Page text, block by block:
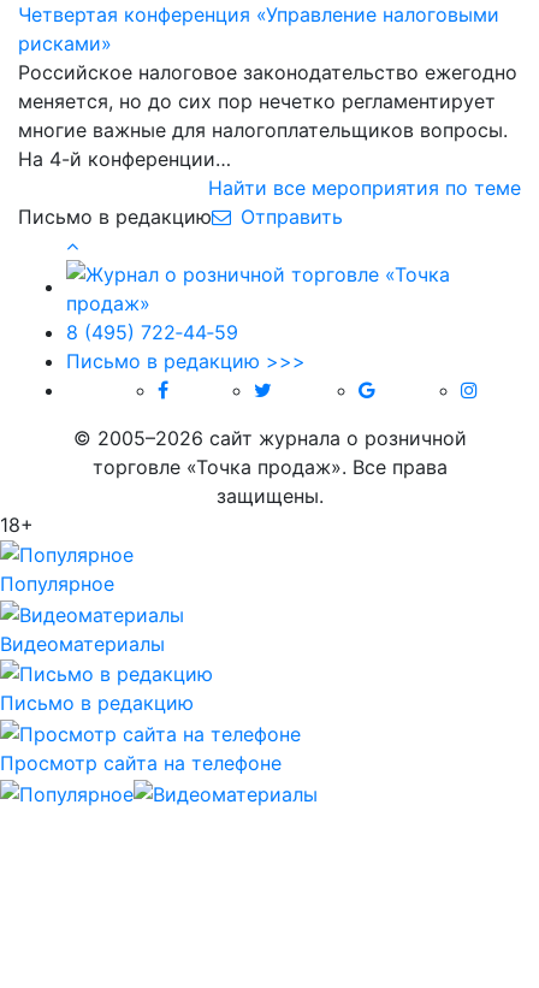
Четвертая конференция «Управление налоговыми
рисками»
Российское налоговое законодательство ежегодно
меняется, но до сих пор нечетко регламентирует
многие важные для налогоплательщиков вопросы.
На 4-й конференции…
Найти все мероприятия по теме
Письмо в редакцию
Отправить
8 (495) 722‑44‑59
Письмо в редакцию >>>
© 2005–2026 сайт журнала о розничной
торговле «Точка продаж». Все права
защищены.
18+
Популярное
Видеоматериалы
Письмо в редакцию
Просмотр сайта на телефоне